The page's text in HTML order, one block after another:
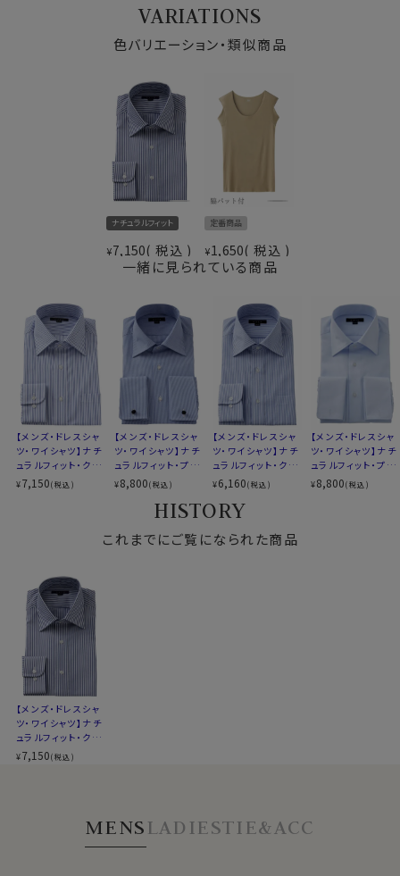
●形態安定でお手入れ楽
入れがしやすい特性を持っていますが、さらに形態安定
加工を施しています。
洗濯後もしわが残りにくく、しわが気になる場合でも簡
単なアイロンがけでご着用いただけます。
また、ソフト感や素材感を引き立てるため特殊処理を施
その結果、吸水速乾性に加え、光沢感・ソフト感にも優
れ、着心地のよさと、お手入れのしやすさを併せ持った上
質なシャツに仕上がっています。
●クールマックス®エコメイド・ファイバー使用
100％再生ペットボトル素材から作られたクールマック
ス®エコメイド・ファイバーを使用。
ドライで快適な着心地を提供するとともに、環境にも配
慮したサスティナブル素材です。
●素材の違いで選ぶクールマックスシャツ
▼見た目や質感はよりナチュラルに、扱いやすさも欲しい
綿素材の風合いを活かしつつ、綿100％よりもシワになり
▼とにかくお手入れのしやすさを重視したい方
ポリエステル100％のクールマックス®オールシーズン・
ファブリック
シワになりにくい高い形態安定性と温調の高機能が特長
です。
ポリエステル100％・クールマックスはこちら→
＊クールマックス®（COOLMAX®）はThe LYCRA
Companyの商標です。
●ポケット無し
ドレッシーで洗練されたスマートシャツスタイル。
綿65％・ポリエステル35％
ドライ加工（吸湿速乾素材＝
COOLMAX®ファブリック）
素材名
オックスフォード
衿型
ワイドカラー
キーパー
取り外し式
前立て
表前立て
後身頃
バックダーツ入り
ポケット
ポケットなし
柄
ストライプ
カフス
ラウンドカット
アジャスタブル
コンバーチブルカフス
前3.0cm 後4.6cm
S-37～LL-43・3L-45・4L-47cm
トールM-88・L-90・LL-90cm
スタイル
生産国
中国
▼スポット商品につき再入荷はございませんのでご了承
ください
▼ナチュラルフィットとは？
後ろ身頃にダーツを入れて、ウエスト部分をやや絞ったス
タイルです。
適度に絞ったウエストラインは細すぎず、それでいてダボ
つきのないシルエット。
※43cm（LL）・45cm（3L）・47cm(4L)サイズにおいて
は絞りを若干ゆるくしております。 細さを気にせず一般的
VARIATIONS
色バリエーション・類似商品
ナチュラルフィット
¥7,150 税込
定番商品
¥1,650 税込
一緒に見られている商品
【メンズ・ドレスシャ
ツ・ワイシャツ】ナチ
ュラルフィット・クー
ルマックス・ドライ・
形態安定・ワイドカ
¥7,150(税込)
【メンズ・ドレスシャ
ツ・ワイシャツ】ナチ
ュラルフィット・プレ
ミアムコットン・ブロ
ード・ダブルカフス・
ワイドカラー・ポケッ
¥8,800(税込)
【メンズ・ドレスシャ
ツ・ワイシャツ】ナチ
ュラルフィット・クー
ルマックス・オールシ
ーズン・ドライ・形態
安定・ワイドカラー・
SALE
¥6,160(税込)
【メンズ・ドレスシャ
ツ・ワイシャツ】ナチ
ュラルフィット・プレ
ミアムコットン・ダブ
ルカフス・形態安定・
¥8,800(税込)
HISTORY
これまでにご覧になられた商品
【メンズ・ドレスシャ
ツ・ワイシャツ】ナチ
ュラルフィット・クー
ルマックス・ドライ・
形態安定・オックス
¥7,150(税込)
MENSLADIESTIE&ACC